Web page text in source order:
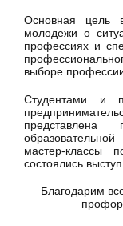
Основная цель
молодежи о
профессиях и
выборе
Студентами и
мастер-классы
состоялись
Благодарим